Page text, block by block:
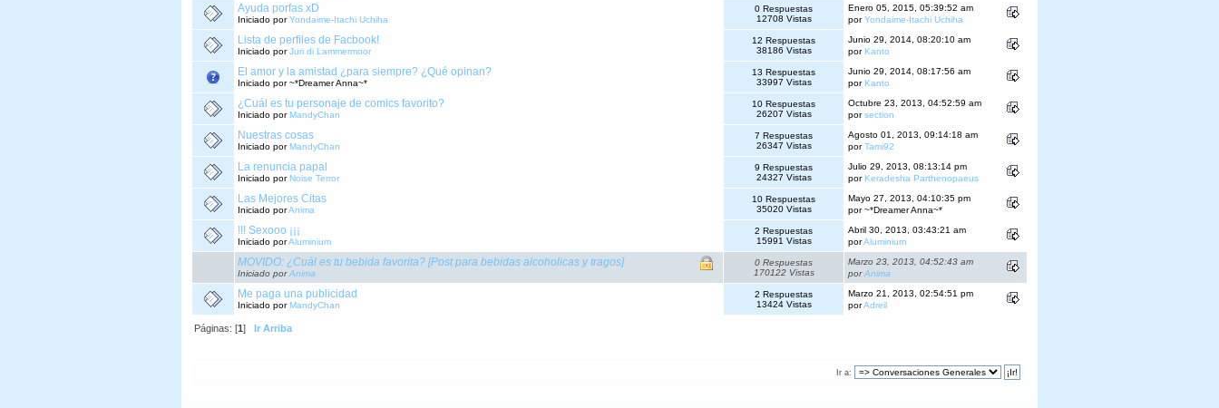
Ayuda porfas xD
Iniciado porYondaime-Itachi Uchiha
0 Respuestas
12708 Vistas
Enero 05, 2015, 05:39:52 am
porYondaime-Itachi Uchiha
Lista de perfiles de Facbook!
Iniciado porJuri di Lammermoor
12 Respuestas
38186 Vistas
Junio 29, 2014, 08:20:10 am
porKanto
El amor y la amistad ¿para siempre? ¿Qué opinan?
Iniciado por ~*Dreamer Anna~*
13 Respuestas
33997 Vistas
Junio 29, 2014, 08:17:56 am
porKanto
¿Cuál es tu personaje de comics favorito?
Iniciado porMandyChan
10 Respuestas
26207 Vistas
Octubre 23, 2013, 04:52:59 am
porsection
Nuestras cosas
Iniciado porMandyChan
7 Respuestas
26347 Vistas
Agosto 01, 2013, 09:14:18 am
porTami92
La renuncia papal
Iniciado porNoise Terror
9 Respuestas
24327 Vistas
Julio 29, 2013, 08:13:14 pm
porKeradesha Parthenopaeus
Las Mejores Citas
Iniciado porAnima
10 Respuestas
35020 Vistas
Mayo 27, 2013, 04:10:35 pm
por ~*Dreamer Anna~*
!!! Sexooo ¡¡¡
Iniciado porAluminium
2 Respuestas
15991 Vistas
Abril 30, 2013, 03:43:21 am
porAluminium
MOVIDO: ¿Cuál es tu bebida favorita? [Post para bebidas alcoholicas y tragos]
Iniciado porAnima
0 Respuestas
170122 Vistas
Marzo 23, 2013, 04:52:43 am
porAnima
Me paga una publicidad
Iniciado porMandyChan
2 Respuestas
13424 Vistas
Marzo 21, 2013, 02:54:51 pm
porAdreil
Páginas: [1] Ir Arriba
Ir a: